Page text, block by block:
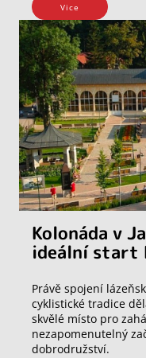
Vice
Kolonáda v
ideální start
Právě spojení
cyklistické tradice
skvělé místo pro
nezapomenutelný
dobrodružství.